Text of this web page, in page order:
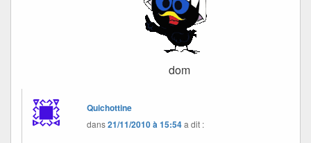
dom
Quichottine
dans21/11/2010 à 15:54a dit :